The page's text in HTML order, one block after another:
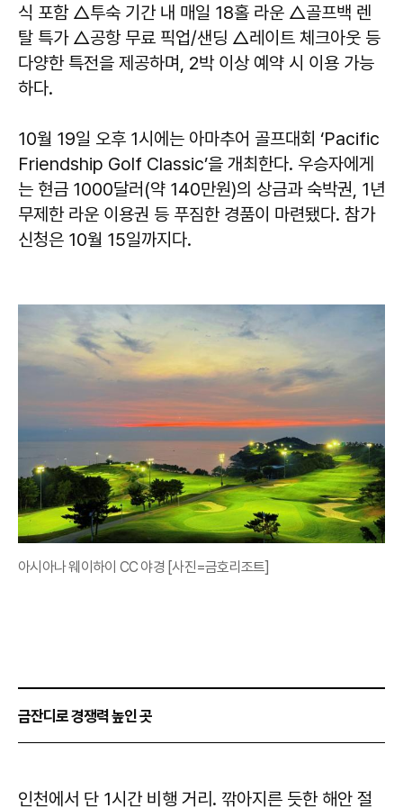
식 포함 △투숙 기간 내 매일 18홀 라운 △골프백 렌
탈 특가 △공항 무료 픽업/샌딩 △레이트 체크아웃 등
다양한 특전을 제공하며, 2박 이상 예약 시 이용 가능
하다.
10월 19일 오후 1시에는 아마추어 골프대회 ‘Pacific
Friendship Golf Classic’을 개최한다. 우승자에게
는 현금 1000달러(약 140만원)의 상금과 숙박권, 1년
무제한 라운 이용권 등 푸짐한 경품이 마련됐다. 참가
신청은 10월 15일까지다.
아시아나 웨이하이 CC 야경 [사진=금호리조트]
금잔디로 경쟁력 높인 곳
인천에서 단 1시간 비행 거리. 깎아지른 듯한 해안 절